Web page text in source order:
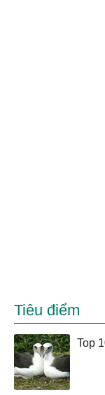
Tiêu điểm
Top